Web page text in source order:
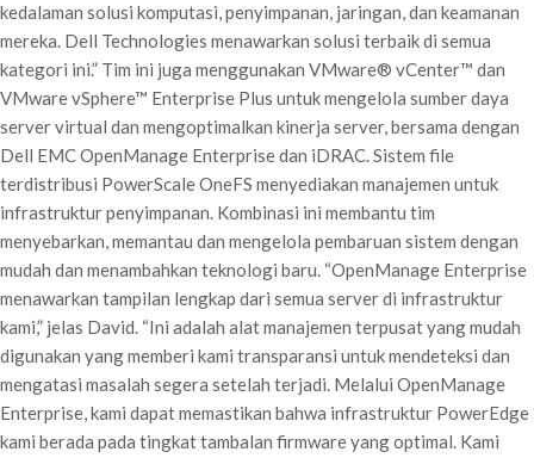
kedalaman solusi komputasi, penyimpanan, jaringan, dan keamanan
mereka. Dell Technologies menawarkan solusi terbaik di semua
kategori ini.” Tim ini juga menggunakan VMware® vCenter™ dan
VMware vSphere™ Enterprise Plus untuk mengelola sumber daya
server virtual dan mengoptimalkan kinerja server, bersama dengan
Dell EMC OpenManage Enterprise dan iDRAC. Sistem file
terdistribusi PowerScale OneFS menyediakan manajemen untuk
infrastruktur penyimpanan. Kombinasi ini membantu tim
menyebarkan, memantau dan mengelola pembaruan sistem dengan
mudah dan menambahkan teknologi baru. “OpenManage Enterprise
menawarkan tampilan lengkap dari semua server di infrastruktur
kami,” jelas David. “Ini adalah alat manajemen terpusat yang mudah
digunakan yang memberi kami transparansi untuk mendeteksi dan
mengatasi masalah segera setelah terjadi. Melalui OpenManage
Enterprise, kami dapat memastikan bahwa infrastruktur PowerEdge
kami berada pada tingkat tambalan firmware yang optimal. Kami